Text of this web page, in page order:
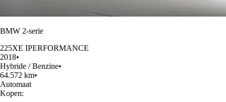
BMW 2-serie
225XE IPERFORMANCE
2018•
Hybride / Benzine•
64.572 km•
Automaat
Kopen: